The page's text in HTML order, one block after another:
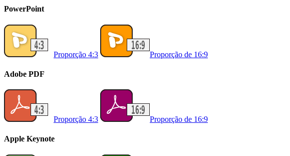
PowerPoint
Proporção 4:3 Proporção de 16:9
Adobe PDF
Proporção 4:3 Proporção de 16:9
Apple Keynote